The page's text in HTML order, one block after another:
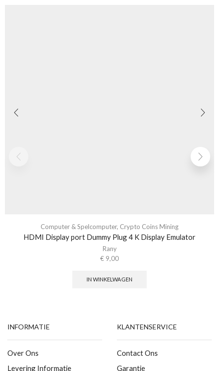
Computer & Spelcomputer, Crypto Coins Mining
HDMI Display port Dummy Plug 4 K Display Emulator
Rany
€ 9,00
IN WINKELWAGEN
INFORMATIE
Over Ons
Levering Informatie
KLANTENSERVICE
Contact Ons
Garantie